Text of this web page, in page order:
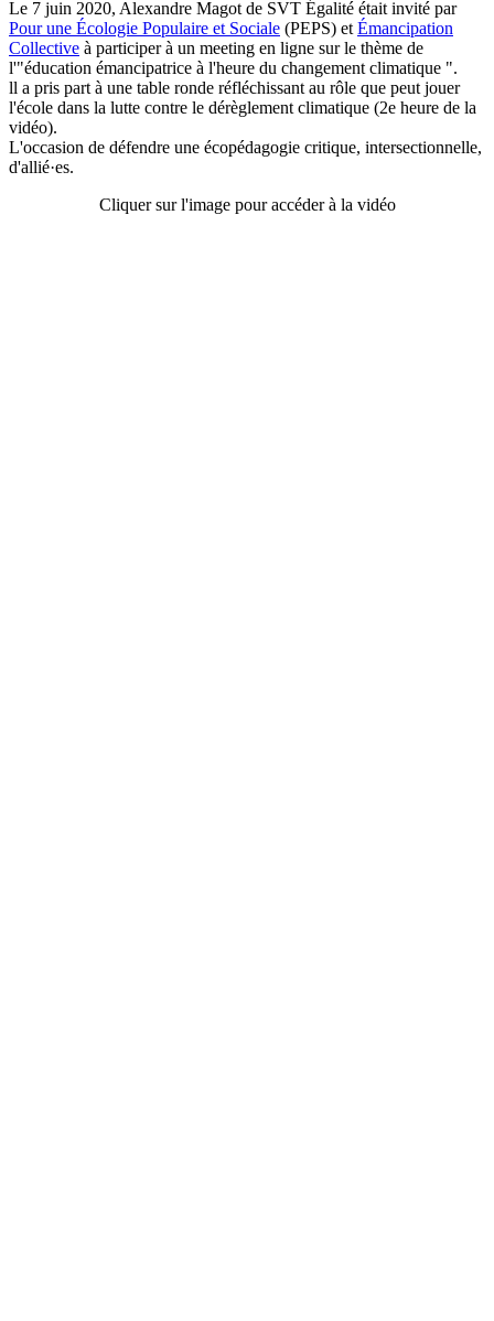
Le 7 juin 2020, Alexandre Magot de SVT Égalité était invité par
Pour une Écologie Populaire et Sociale (PEPS) et Émancipation
Collective à participer à un meeting en ligne sur le thème de
l'"éducation émancipatrice à l'heure du changement climatique ".
ll a pris part à une table ronde réfléchissant au rôle que peut jouer
l'école dans la lutte contre le dérèglement climatique (2e heure de la
vidéo).
L'occasion de défendre une écopédagogie critique, intersectionnelle,
d'allié·es.
Cliquer sur l'image pour accéder à la vidéo